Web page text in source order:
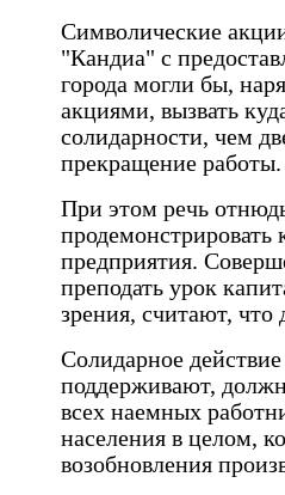
Символические
"Кандиа" с
города могли бы,
акциями, вызвать
солидарности, чем
прекращение работы.
При этом речь
продемонстрировать
предприятия.
преподать урок
зрения, считают, что
Солидарное
поддерживают,
всех наемных
населения в целом,
возобновления